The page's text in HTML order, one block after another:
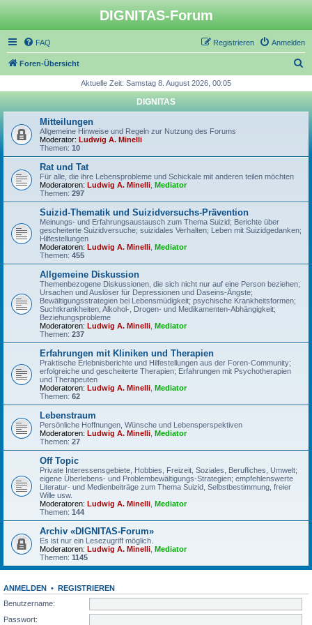
DIGNITAS-Forum
FAQ Anmelden
Registrieren
Foren-Übersicht
h
Aktuelle Zeit: Samstag 8. August 2026, 00:05
DIGNITAS
Mitteilungen
Allgemeine Hinweise und Regeln zur Nutzung des Forums
Moderator: Ludwig A. Minelli
Themen: 10
Rat und Tat
Für alle, die ihre Lebensprobleme und Schickale mit anderen teilen möchten
Moderatoren: Ludwig A. Minelli Mediator
Themen: 297
Suizid-Thematik und Suizidversuchs-Prävention
Meinungs- und Erfahrungsaustausch zum Thema Suizid; Berichte über
gescheiterte Suizidversuche; suizidales Verhalten; Leben mit Suizidgedanken;
Hilfestellungen
Moderatoren: Ludwig A. Minelli Mediator
Themen: 455
Allgemeine Diskussion
Themenbezogene Diskussionen, die sich nicht nur auf eine Person beziehen;
Ursachen und Auslöser für Depressionen und Daseins-Ängste;
Bewältigungsstrategien bei Lebensmüdigkeit; psychische Krankheitsformen;
Suchtkrankheiten; Alkohol-, Drogen- und Medikamenten-Abhängigkeit;
Beziehungsprobleme
Moderatoren: Ludwig A. Minelli Mediator
Themen: 237
Erfahrungen mit Kliniken und Therapien
Praktische Erlebnisberichte und Hilfestellungen aus der Foren-Community;
erfolgreiche und gescheiterte Therapien; Erfahrungen mit Psychotherapien
und Therapeuten
Moderatoren: Ludwig A. Minelli Mediator
Themen: 62
Lebenstraum
Persönliche Hoffnungen, Wünsche und Lebensperspektiven
Moderatoren: Ludwig A. Minelli Mediator
Themen: 27
Off Topic
Private Interessensgebiete, Hobbies, Freizeit, Soziales, Berufliches, Umwelt;
eigene Überlebens- und Problembewältigungs-Strategien; empfehlenswerte
Literatur- und Medienbeiträge zum Thema Suizid, Selbstbestimmung, freier
Wille usw.
Moderatoren: Ludwig A. Minelli Mediator
Themen: 144
Archiv «DIGNITAS-Forum»
Es ist nur ein Lesezugriff möglich.
Moderatoren: Ludwig A. Minelli Mediator
Themen: 1145
ANMELDEN • REGISTRIEREN
Benutzername:
Passwort: